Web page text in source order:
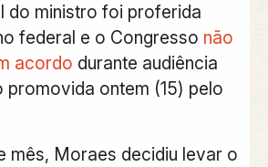
do ministro foi proferida
federal e o Congresso não
acordo durante audiência
promovida ontem (15) pelo
mês, Moraes decidiu levar o